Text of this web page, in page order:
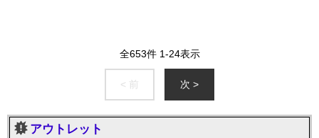
全653件 1-24表示
< 前 次 >
アウトレット